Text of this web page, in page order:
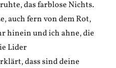
das farblose Nichts.
auch fern von dem Rot,
hinein und ich ahne, die
Lider
dass sind deine